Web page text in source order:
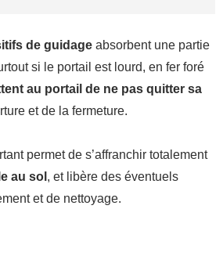
de guidage absorbent une partie
si le portail est lourd, en fer foré
au portail de ne pas quitter sa
et de la fermeture.
permet de s’affranchir totalement
au sol , et libère des éventuels
et de nettoyage.